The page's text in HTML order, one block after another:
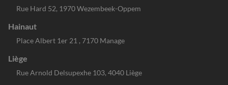
Rue Hard 52, 1970 Wezembeek-Oppem
Hainaut
Place Albert 1er 21 , 7170 Manage
Liège
Rue Arnold Delsupexhe 103, 4040 Liège